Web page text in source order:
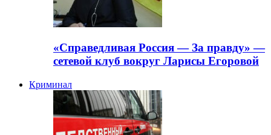
«Справедливая Россия — За правду» —
сетевой клуб вокруг Ларисы Егоровой
Криминал